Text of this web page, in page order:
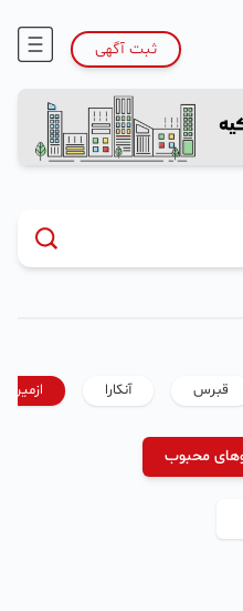
ثبت آگهی
قبرس آنکارا ازمیر
محبوب